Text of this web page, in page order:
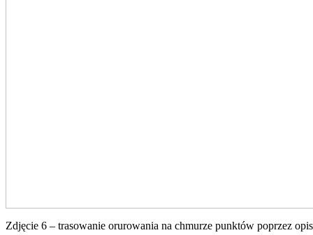
Zdjęcie 6 – trasowanie orurowania na chmurze punktów poprzez